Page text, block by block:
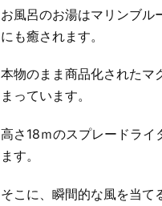
お風呂のお湯はマリンブル
にも癒されます。
本物のまま商品化されたマ
まっています。
高さ18ｍのスプレードライ
ます。
そこに、瞬間的な風を当て